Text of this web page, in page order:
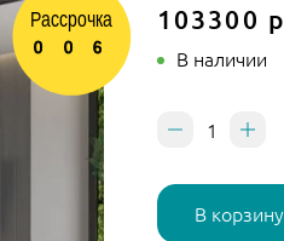
103300
В наличии
В корзину